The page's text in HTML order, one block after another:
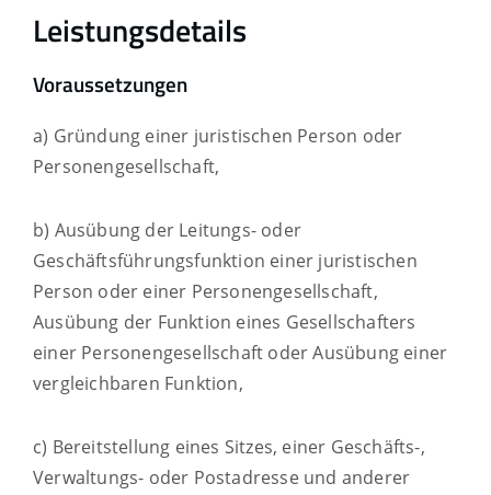
Leistungsdetails
Voraussetzungen
a) Gründung einer juristischen Person oder
Personengesellschaft,
b) Ausübung der Leitungs- oder
Geschäftsführungsfunktion einer juristischen
Person oder einer Personengesellschaft,
Ausübung der Funktion eines Gesellschafters
einer Personengesellschaft oder Ausübung einer
vergleichbaren Funktion,
c) Bereitstellung eines Sitzes, einer Geschäfts-,
Verwaltungs- oder Postadresse und anderer